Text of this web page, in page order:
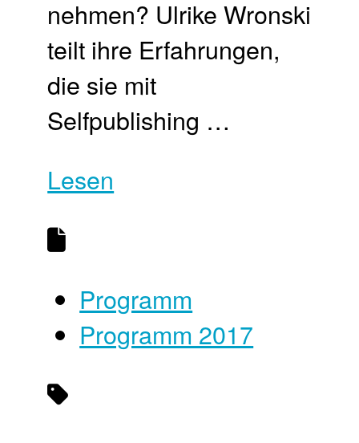
nehmen? Ulrike Wronski
teilt ihre Erfahrungen,
die sie mit
Selfpublishing …
Lesen
Programm
Programm 2017